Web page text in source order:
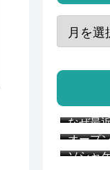
なぜ最
MMO開
『ゲー
オープ
リア』
ソシャ